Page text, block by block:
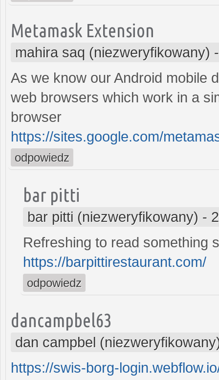
Metamask Extension
mahira saq (niezweryfikowany)
As we know our Android mobile
web browsers which work in a
browser
https://sites.google.com/
odpowiedz
bar pitti
bar pitti (niezweryfikowany) -
Refreshing to read something
https://barpittirestaurant.com/
odpowiedz
dancampbel63
dan campbel
https://swis-borg-